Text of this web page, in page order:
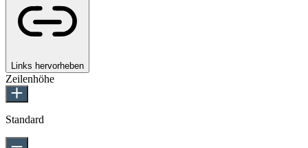
Links hervorheben
Zeilenhöhe
Standard